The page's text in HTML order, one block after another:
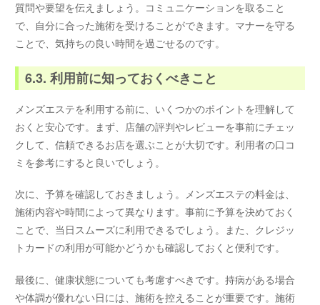
質問や要望を伝えましょう。コミュニケーションを取ること
で、自分に合った施術を受けることができます。マナーを守る
ことで、気持ちの良い時間を過ごせるのです。
6.3. 利用前に知っておくべきこと
メンズエステを利用する前に、いくつかのポイントを理解して
おくと安心です。まず、店舗の評判やレビューを事前にチェッ
クして、信頼できるお店を選ぶことが大切です。利用者の口コ
ミを参考にすると良いでしょう。
次に、予算を確認しておきましょう。メンズエステの料金は、
施術内容や時間によって異なります。事前に予算を決めておく
ことで、当日スムーズに利用できるでしょう。また、クレジッ
トカードの利用が可能かどうかも確認しておくと便利です。
最後に、健康状態についても考慮すべきです。持病がある場合
や体調が優れない日には、施術を控えることが重要です。施術